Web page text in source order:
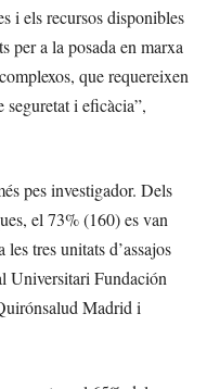
i els recursos disponibles
per a la posada en marxa
que requereixen
seguretat i eficàcia”,
pes investigador. Dels
el 73% (160) es van
tres unitats d’assajos
Universitari Fundación
Madrid i